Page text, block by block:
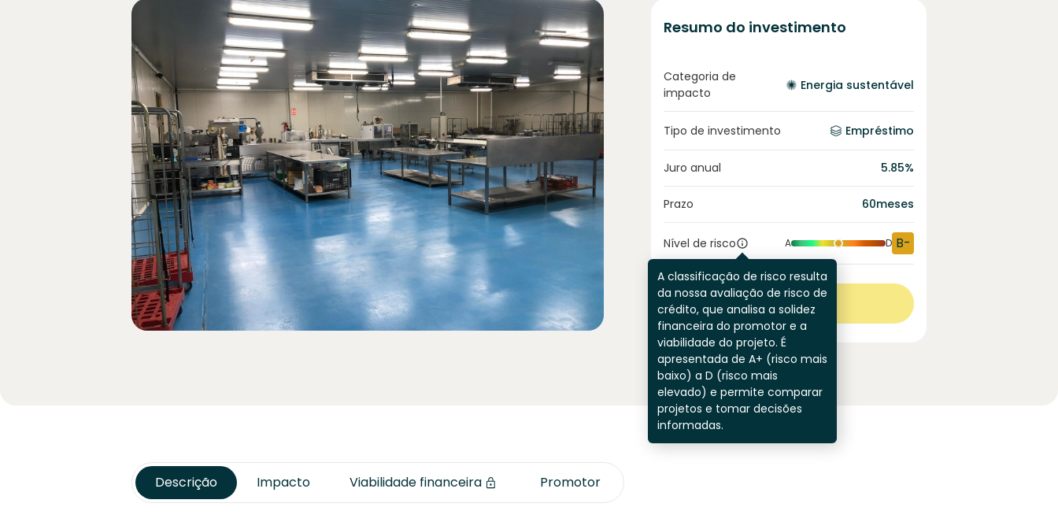
Resumo do investimento
Categoria de
impacto
Energia sustentável
Tipo de investimento Empréstimo
Juro anual 5.85%
Prazo 60meses
Nível de risco
A classificação de risco resulta
da nossa avaliação de risco de
crédito, que analisa a solidez
financeira do promotor e a
viabilidade do projeto. É
apresentada de A+ (risco mais
baixo) a D (risco mais
elevado) e permite comparar
projetos e tomar decisões
informadas.
A D B-
Ver mais
Descrição Impacto Viabilidade financeira Promotor